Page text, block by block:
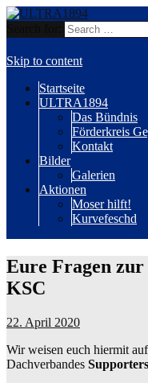
ULTRA1894
Skip to content
Startseite
ULTRA1894
Das Bündnis
Förderkreis
Kontakt
Bilder
Galerien
Aktionen
Moser hilft!
Kurvefeschd
Eure Fragen
KSC
22. April 2020
Wir weisen euch hiermit
Dachverbandes